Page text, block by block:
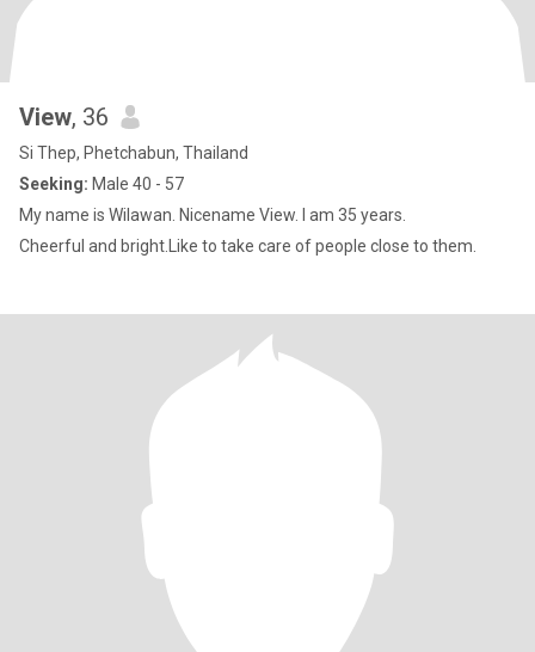
View, 36
Si Thep, Phetchabun, Thailand
Seeking: Male 40 - 57
My name is Wilawan. Nicename View. I am 35 years.
Cheerful and bright.Like to take care of people close to them.